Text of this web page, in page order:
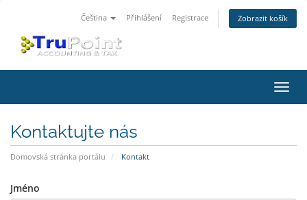
Čeština Přihlášení Registrace Zobrazit košík
Kontaktujte nás
Domovská stránka portálu Kontakt
Jméno